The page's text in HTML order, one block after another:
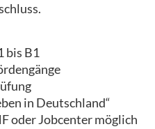
bis B1
in Deutschland“
oder Jobcenter möglich